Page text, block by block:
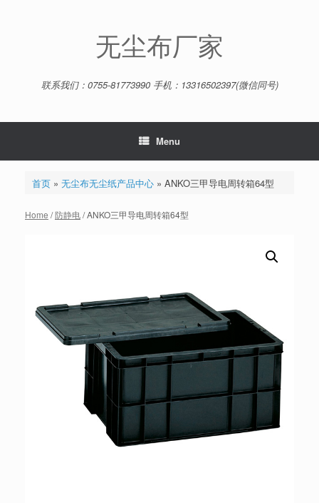
无尘布厂家
联系我们：0755-81773990 手机：13316502397(微信同号)
Menu
首页» 无尘布无尘纸产品中心» ANKO三甲导电周转箱64型
Home /防静电/ ANKO三甲导电周转箱64型